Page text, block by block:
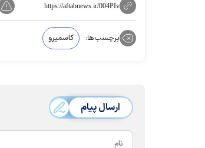
https://aftabnews.ir/004PIv
برچسب‌ها: کاسمیرو
ارسال پیام